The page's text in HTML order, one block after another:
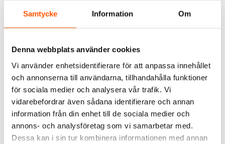
Samtycke Information Om
Denna webbplats använder cookies
Vi använder enhetsidentifierare för att anpassa innehållet
och annonserna till användarna, tillhandahålla funktioner
för sociala medier och analysera vår trafik. Vi
vidarebefordrar även sådana identifierare och annan
information från din enhet till de sociala medier och
annons- och analysföretag som vi samarbetar med.
Dessa kan i sin tur kombinera informationen med annan
Ändstöd
från 18,00 kr
Ändstöd ZEW 35
9,00 kr
LÄGG I VARUKORG